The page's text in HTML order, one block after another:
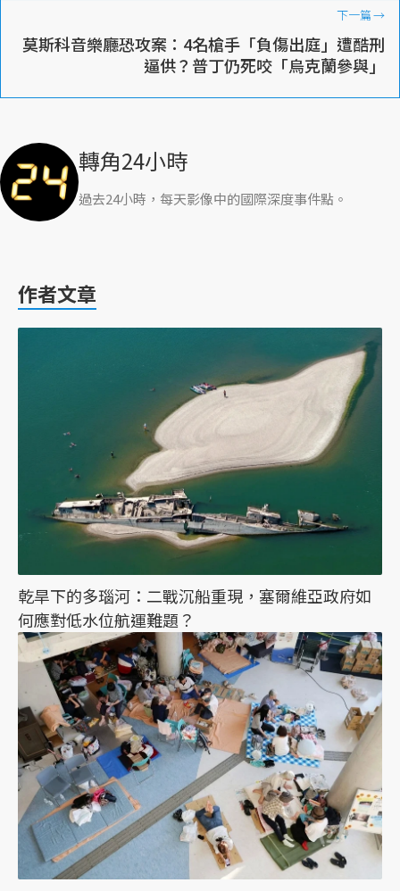
下一篇→
莫斯科音樂廳恐攻案：4名槍手「負傷出庭」遭酷刑
逼供？普丁仍死咬「烏克蘭參與」
轉角24小時
過去24小時，每天影像中的國際深度事件點。
作者文章
乾旱下的多瑙河：二戰沉船重現，塞爾維亞政府如
何應對低水位航運難題？